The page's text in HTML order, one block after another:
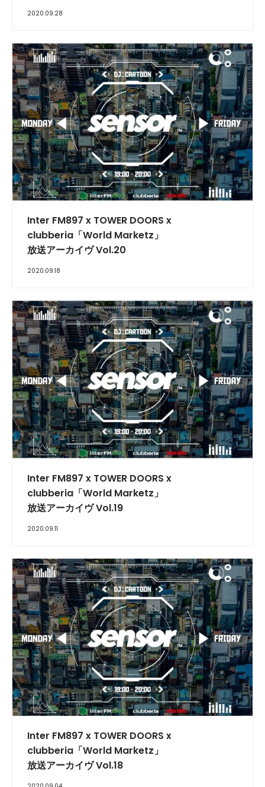
2020.09.28
INTERVIEW
Inter FM897 x TOWER DOORS x
clubberia「World Marketz」
放送アーカイヴ Vol.20
2020.09.18
INTERVIEW
Inter FM897 x TOWER DOORS x
clubberia「World Marketz」
放送アーカイヴ Vol.19
2020.09.11
INTERVIEW
Inter FM897 x TOWER DOORS x
clubberia「World Marketz」
放送アーカイヴ Vol.18